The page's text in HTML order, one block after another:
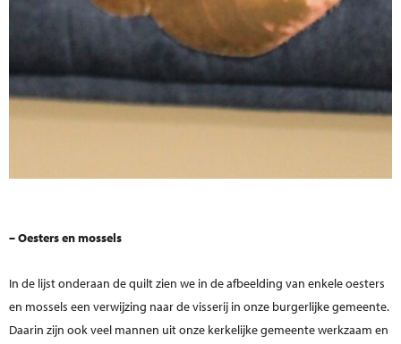
– Oesters en mossels
In de lijst onderaan de quilt zien we in de afbeelding van enkele oesters
en mossels een verwijzing naar de visserij in onze burgerlijke gemeente.
Daarin zijn ook veel mannen uit onze kerkelijke gemeente werkzaam en